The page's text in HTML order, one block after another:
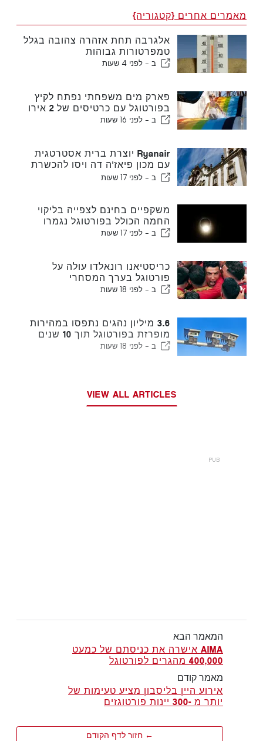
מאמרים אחרים {קטגוריה}
אלגרבה תחת אזהרה צהובה בגלל
טמפרטורות גבוהות
ב - לפני 4 שעות
פארק מים משפחתי נפתח לקיץ
בפורטוגל עם כרטיסים של 2 אירו
ב - לפני 16 שעות
Ryanair יוצרת ברית אסטרטגית
עם מכון פיאז'ה דה ויסו להכשרת
מגזר תעופה בפורטוגל
ב - לפני 17 שעות
משקפיים בחינם לצפייה בליקוי
החמה הכולל בפורטוגל נגמרו
ב - לפני 17 שעות
כריסטיאנו רונאלדו עולה על
פורטוגל בערך המסחרי
ב - לפני 18 שעות
3.6 מיליון נהגים נתפסו במהירות
מופרזת בפורטוגל תוך 10 שנים
ב - לפני 18 שעות
VIEW ALL ARTICLES
המאמר הבא
AIMA אישרה את כניסתם של כמעט
400,000 מהגרים לפורטוגל
מאמר קודם
אירוע היין בליסבון מציע טעימות של
יותר מ -300 יינות פורטוגזים
← חזור לדף הקודם